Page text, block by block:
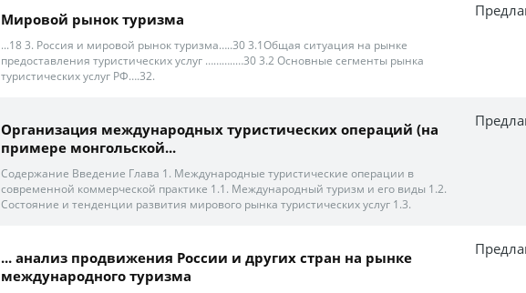
Мировой рынок туризма
...18 3. Россия и мировой рынок туризма…..30 3.1Общая ситуация на рынке
предоставления туристических услуг ………..…30 3.2 Основные сегменты рынка
туристических услуг РФ….32.
Организация международных туристических операций (на
примере монгольской...
Содержание Введение Глава 1. Международные туристические операции в
современной коммерческой практике 1.1. Международный туризм и его виды 1.2.
Состояние и тенденции развития мирового рынка туристических услуг 1.3.
... анализ продвижения России и других стран на рынке
международного туризма